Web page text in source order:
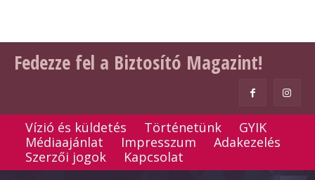
Fedezze fel a Biztosító Magazint!
Vízió és küldetés Történetünk
GYIK
Médiaajánlat
Impresszum
Adakezelés
Szerzői jogok
Kapcsolat